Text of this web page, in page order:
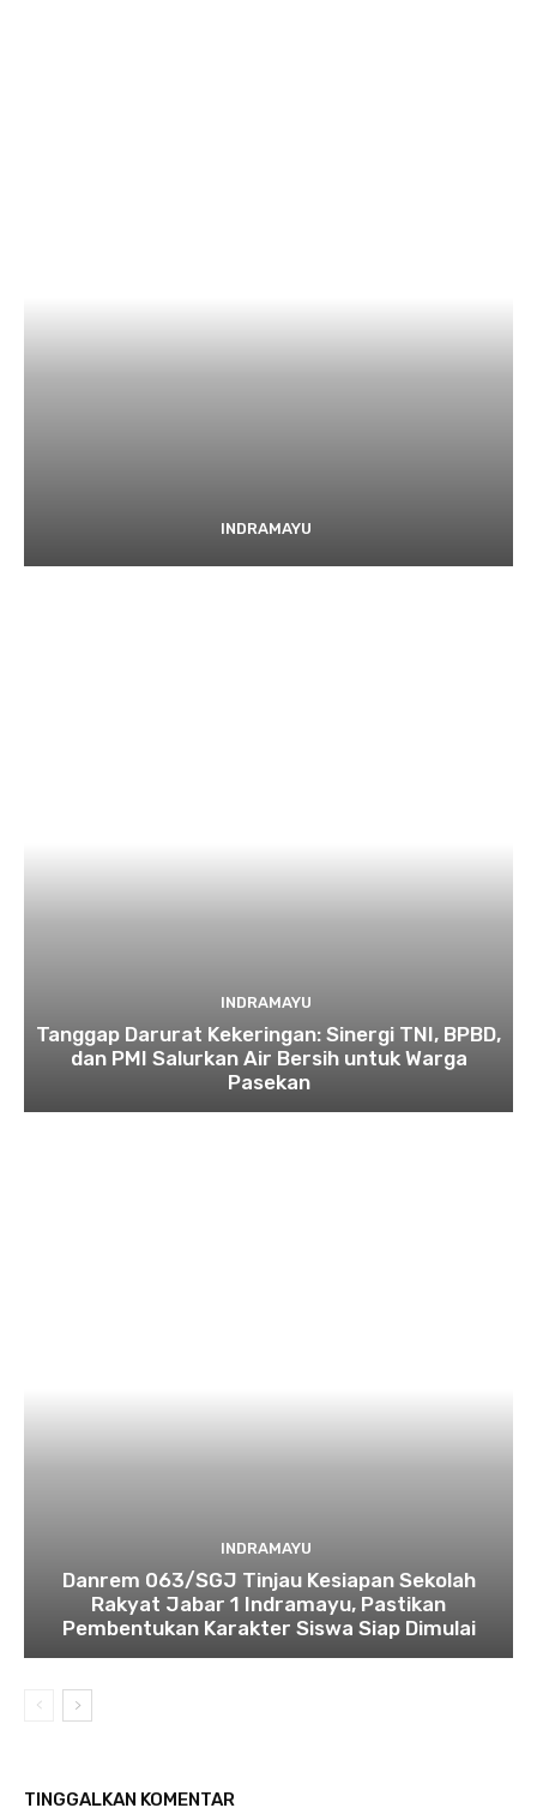
INDRAMAYU
INDRAMAYU
​Tanggap Darurat Kekeringan: Sinergi TNI, BPBD,
dan PMI Salurkan Air Bersih untuk Warga
Pasekan
INDRAMAYU
Danrem 063/SGJ Tinjau Kesiapan Sekolah
Rakyat Jabar 1 Indramayu, Pastikan
Pembentukan Karakter Siswa Siap Dimulai
TINGGALKAN KOMENTAR